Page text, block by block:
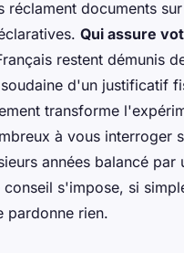
réclament documents
Qui assure
restent démunis
d'un justificatif
transforme
à vous interroger
années balancé
s'impose, si
pardonne rien.